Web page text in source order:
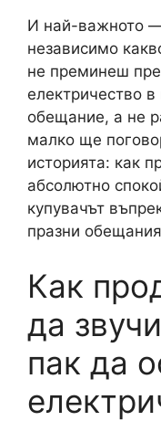
И най-важното —
независимо
не преминеш
електричество
обещание, а не
малко ще
историята: как
абсолютно
купувачът
празни
Как
да
пак да